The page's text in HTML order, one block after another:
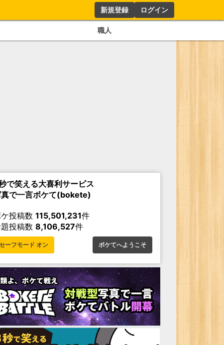
新規登録 ログイン
職人
で笑える大喜利サービス
で一言ボケて(bokete)
投稿数 115,501,231件
投稿数 8,106,527件
ーフモード オン ボケてへようこそ